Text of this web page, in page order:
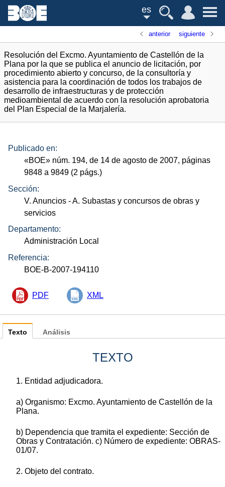
es
anterior siguiente
Resolución del Excmo. Ayuntamiento de Castellón de la
Plana por la que se publica el anuncio de licitación, por
procedimiento abierto y concurso, de la consultoría y
asistencia para la coordinación de todos los trabajos de
desarrollo de infraestructuras y de protección
medioambiental de acuerdo con la resolución aprobatoria
del Plan Especial de la Marjalería.
Publicado en:
«BOE» núm. 194, de 14 de agosto de 2007, páginas
9848 a 9849 (2 págs.)
Sección:
V. Anuncios - A. Subastas y concursos de obras y
servicios
Departamento:
Administración Local
Referencia:
BOE-B-2007-194110
PDF XML
Texto
TEXTO
1. Entidad adjudicadora.
a) Organismo: Excmo. Ayuntamiento de Castellón de la
Plana.
b) Dependencia que tramita el expediente: Sección de
Obras y Contratación. c) Número de expediente: OBRAS-
01/07.
2. Objeto del contrato.
Análisis